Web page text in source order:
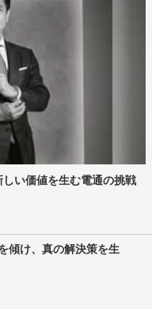
しい価値を生む電通の挑戦
傾け、真の解決策を生